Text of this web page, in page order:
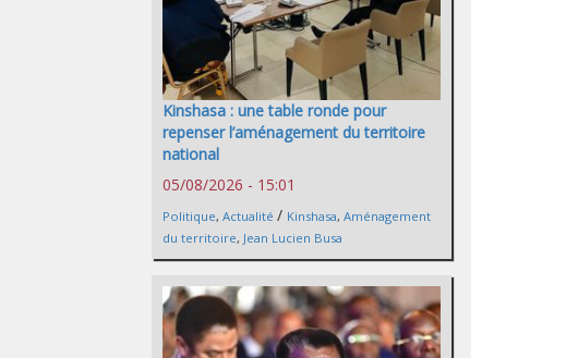
Kinshasa : une table ronde pour
repenser l’aménagement du territoire
national
05/08/2026 - 15:01
Politique, Actualité / Kinshasa, Aménagement
du territoire, Jean Lucien Busa